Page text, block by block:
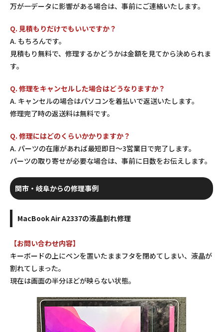
万が一データに影響がある場合は、事前にご連絡いたします。
Q. 見積もりだけでもいいですか？
A. もちろんです。
見積もり無料で、修理するかどうかは金額を見てから決められま
す。
Q. 修理をキャンセルした場合はどうなりますか？
A. キャンセルの場合はパソコンを着払いで返送いたします。
修理完了時の返送料は無料です。
Q. 修理にはどのくらいかかりますか？
A. パーツの在庫があれば最短即日〜3営業日で完了します。
パーツの取り寄せが必要な場合は、事前に日数をお伝えします。
関市・岐阜からの修理事例
MacBook Air A2337の液晶割れ修理
【お問い合わせ内容】
キーボードの上にペンを置いたままフタを閉めてしまい、液晶が
割れてしまった。
現在は画面の半分ほどが映らない状態。